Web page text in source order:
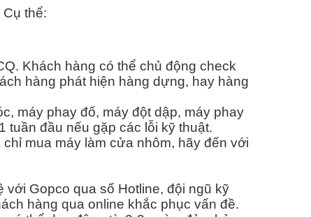
thể:
Khách hàng có thể chủ động check
hàng phát hiện hàng dựng, hay hàng
máy phay đố, máy đột dập, máy phay
tuần đầu nếu gặp các lỗi kỹ thuật.
mua máy làm cửa nhôm, hãy đến với
với Gopco qua số Hotline, đội ngũ kỹ
hàng qua online khắc phục vấn đề.